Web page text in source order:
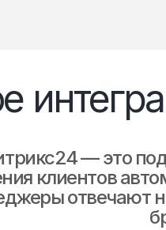
— это
клиентов
отвечают